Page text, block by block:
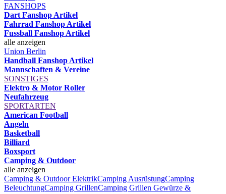
FANSHOPS
Dart Fanshop Artikel
Fahrrad Fanshop Artikel
Fussball Fanshop Artikel
alle anzeigen
Union Berlin
Handball Fanshop Artikel
Mannschaften & Vereine
SONSTIGES
Elektro & Motor Roller
Neufahrzeug
SPORTARTEN
American Football
Angeln
Basketball
Billiard
Boxsport
Camping & Outdoor
alle anzeigen
Camping & Outdoor ElektrikCamping AusrüstungCamping
BeleuchtungCamping GrillenCamping Grillen Gewürze &